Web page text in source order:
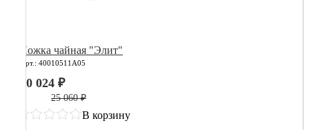
Ложка чайная "Элит"
Арт.: 40010511А05
10 024 ₽
25 060 ₽
В корзину